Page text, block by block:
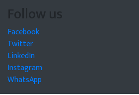
Follow us
Facebook
Twitter
LinkedIn
Instagram
WhatsApp